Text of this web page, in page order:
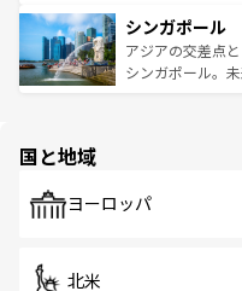
参照してほしい。
激する。気候は
が待っている。
た文化、そして
み、どこを訪れ
ており、効率よ
うな絶景から文
シンガポール
アジアの交差点
シンガポール。
で、ホーカーズ
国と地域
ヨーロッパ
北米